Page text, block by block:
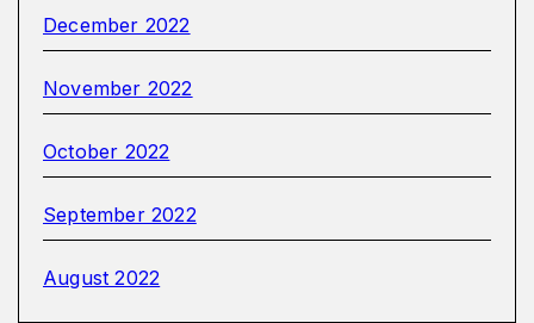
December 2022
November 2022
October 2022
September 2022
August 2022